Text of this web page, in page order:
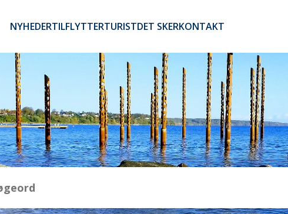
NYHEDERTILFLYTTERTURISTDET SKERKONTAKT